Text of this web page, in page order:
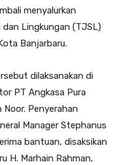
menyalurkan
Lingkungan (TJSL)
Banjarbaru.
dilaksanakan di
PT Angkasa Pura
Noor. Penyerahan
Manager Stephanus
bantuan, disaksikan
H. Marhain Rahman,